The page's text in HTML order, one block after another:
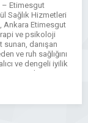
– Etimesgut
Sağlık Hizmetleri
Ankara Etimesgut
ve psikoloji
danışan
ve ruh sağlığını
ve dengeli iyilik
özel